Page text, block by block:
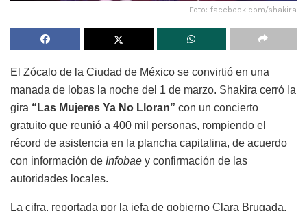
Foto: facebook.com/shakira
El Zócalo de la Ciudad de México se convirtió en una
manada de lobas la noche del 1 de marzo. Shakira cerró la
gira “Las Mujeres Ya No Lloran” con un concierto
gratuito que reunió a 400 mil personas, rompiendo el
récord de asistencia en la plancha capitalina, de acuerdo
con información de Infobae y confirmación de las
autoridades locales.
La cifra, reportada por la jefa de gobierno Clara Brugada,